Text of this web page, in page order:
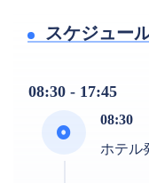
スケジュー
08:30 - 17:45
08:30
ホテル